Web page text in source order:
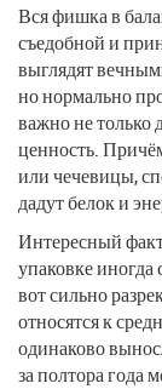
Вся фишка в
съедобной и
выглядят
но нормально
важно не только
ценность.
или чечевицы,
дадут белок и
Интересный
упаковке иногда
вот сильно
относятся к
одинаково
за полтора года